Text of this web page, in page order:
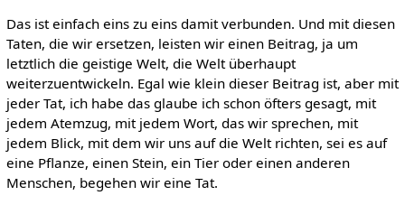
Das ist einfach eins zu eins damit verbunden. Und mit diesen
Taten, die wir ersetzen, leisten wir einen Beitrag, ja um
letztlich die geistige Welt, die Welt überhaupt
weiterzuentwickeln. Egal wie klein dieser Beitrag ist, aber mit
jeder Tat, ich habe das glaube ich schon öfters gesagt, mit
jedem Atemzug, mit jedem Wort, das wir sprechen, mit
jedem Blick, mit dem wir uns auf die Welt richten, sei es auf
eine Pflanze, einen Stein, ein Tier oder einen anderen
Menschen, begehen wir eine Tat.